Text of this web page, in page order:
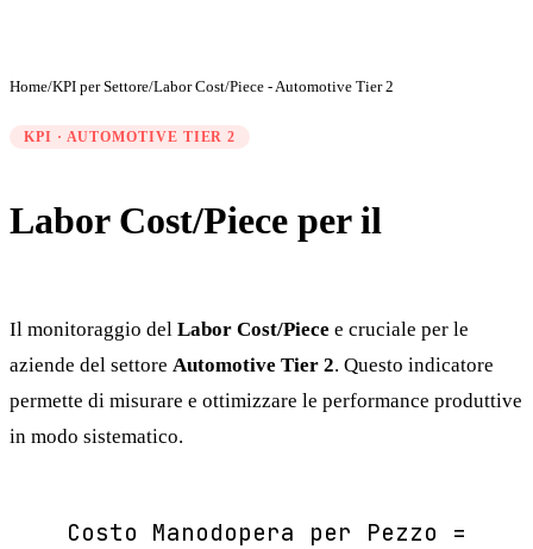
Home/KPI per Settore/Labor Cost/Piece - Automotive Tier 2
KPI · AUTOMOTIVE TIER 2
Labor Cost/Piece per il
Il monitoraggio del Labor Cost/Piece e cruciale per le
aziende del settore Automotive Tier 2. Questo indicatore
permette di misurare e ottimizzare le performance produttive
in modo sistematico.
Costo Manodopera per Pezzo =